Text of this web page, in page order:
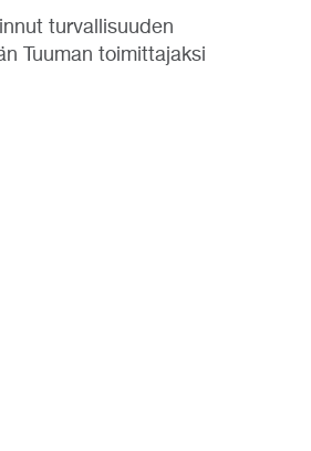
turvallisuuden
Tuuman toimittajaksi